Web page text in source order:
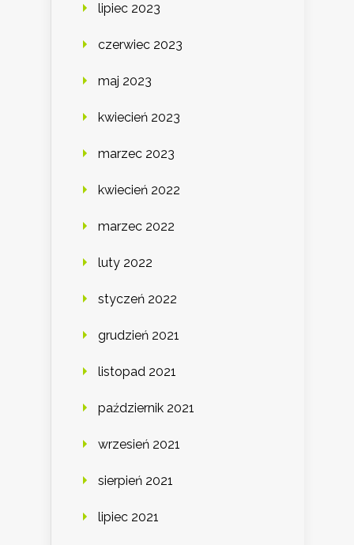
lipiec 2023
czerwiec 2023
maj 2023
kwiecień 2023
marzec 2023
kwiecień 2022
marzec 2022
luty 2022
styczeń 2022
grudzień 2021
listopad 2021
październik 2021
wrzesień 2021
sierpień 2021
lipiec 2021